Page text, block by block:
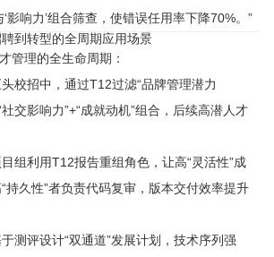
‘影响力’组合筛查，使错误任用率下降70%。”
到转型的全周期应用场景
管理的全生命周期：
校招中，通过T12过滤“品牌管理潜力
交影响力”+“成就动机”组合，后续高潜人才
组利用T12报告重组角色，让高“灵活性”成
持久性”者负责代码复审，版本交付效率提升
测评设计“双通道”发展计划，技术序列强